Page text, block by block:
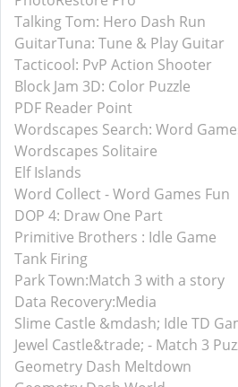
Talking Tom: Hero Dash Run
GuitarTuna: Tune & Play Guitar
Tacticool: PvP Action Shooter
Block Jam 3D: Color Puzzle
PDF Reader Point
Wordscapes Search: Word
Wordscapes Solitaire
Elf Islands
Word Collect - Word Games Fun
DOP 4: Draw One Part
Primitive Brothers : Idle Game
Tank Firing
Park Town:Match 3 with a story
Data Recovery:Media
Slime Castle &mdash; Idle TD
Jewel Castle&trade; - Match 3
Geometry Dash Meltdown